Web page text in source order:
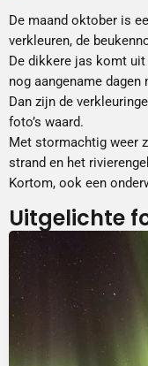
De maand oktober is
verkleuren, de
De dikkere jas komt
nog aangename
Dan zijn de
foto’s waard.
Met stormachtig weer
strand en het
Kortom, ook een
Uitgelichte